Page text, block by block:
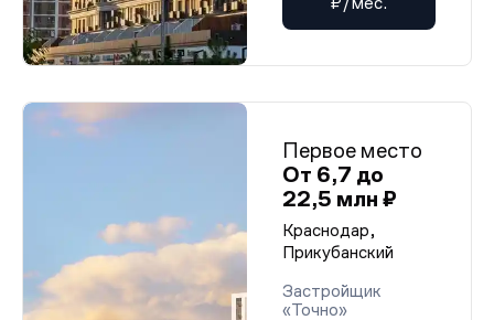
Первое место
От 6,7 до
22,5 млн ₽
Краснодар,
Прикубанский
Застройщик
«Точно»